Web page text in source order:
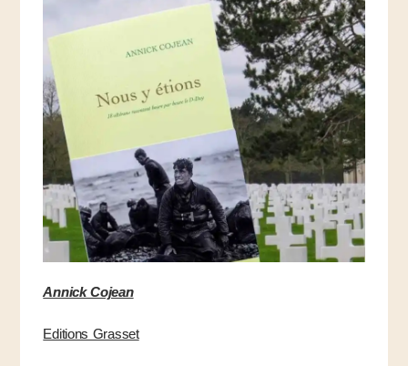
Annick Cojean
Editions Grasset